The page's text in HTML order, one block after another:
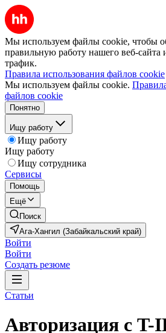
Мы используем файлы cookie, чтобы
правильную работу нашего веб-сайта
трафик.
Правила использования файлов cookie
Мы используем файлы cookie.
файлов cookie
Понятно
Ищу работу
Ищу работу
Ищу работу
Ищу сотрудника
Сервисы
Помощь
Ещё
Поиск
Ага-Хангил (Забайкальский край)
Войти
Войти
Создать резюме
Статьи
Авторизация с